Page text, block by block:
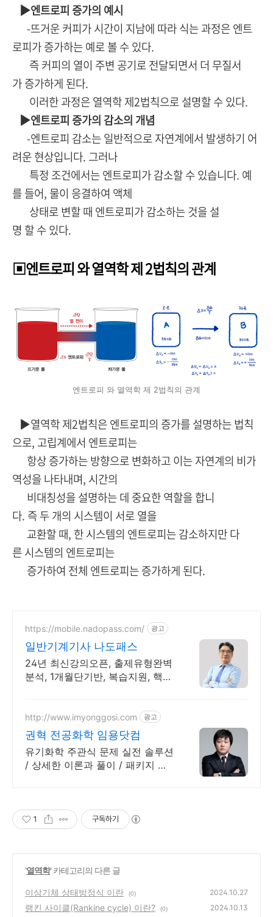
▶엔트로피 증가의 예시
-뜨거운 커피가 시간이 지남에 따라 식는 과정은 엔트
로피가 증가하는 예로 볼 수 있다.
즉 커피의 열이 주변 공기로 전달되면서 더 무질서
가 증가하게 된다.
이러한 과정은 열역학 제2법칙으로 설명할 수 있다.
▶엔트로피 증가의 감소의 개념
-엔트로피 감소는 일반적으로 자연계에서 발생하기 어
려운 현상입니다. 그러나
특정 조건에서는 엔트로피가 감소할 수 있습니다. 예
를 들어, 물이 응결하여 액체
상태로 변할 때 엔트로피가 감소하는 것을 설
명 할 수 있다.
▣엔트로피 와 열역학 제 2법칙의 관계
엔트로피 와 열역학 제 2법칙의 관계
▶열역학 제2법칙은 엔트로피의 증가를 설명하는 법칙
으로, 고립계에서 엔트로피는
항상 증가하는 방향으로 변화하고 이는 자연계의 비가
역성을 나타내며, 시간의
비대칭성을 설명하는 데 중요한 역할을 합니
다. 즉 두 개의 시스템이 서로 열을
교환할 때, 한 시스템의 엔트로피는 감소하지만 다
른 시스템의 엔트로피는
증가하여 전체 엔트로피는 증가하게 된다.
https://mobile.nadopass.com/ 광고
일반기계기사 나도패스
24년 최신강의오픈, 출제유형완벽
분석, 1개월단기반, 복습지원, 핵심
http://www.imyonggosi.com 광고
권혁 전공화학 임용닷컴
유기화학 주관식 문제 실전 솔루션
/ 상세한 이론과 풀이 / 패키지 할
1 구독하기
'열역학' 카테고리의 다른 글
이상기체 상태방정식 이란 (0) 2024.10.27
랭킨 사이클(Rankine cycle) 이란? (0) 2024.10.13